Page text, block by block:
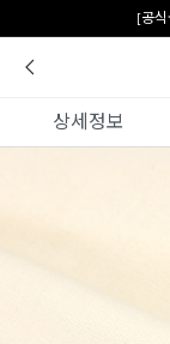
카
상세정보